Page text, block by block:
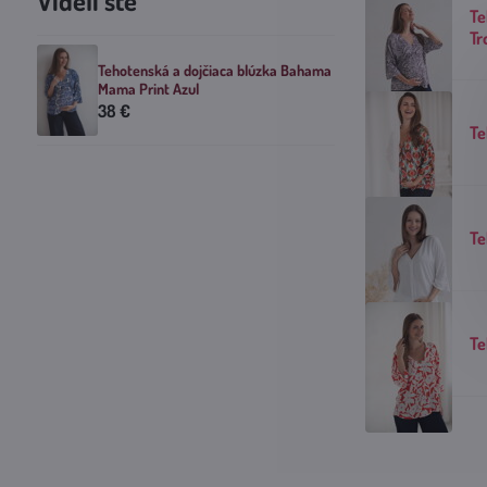
Tehotenská a dojčiaca blúzka Bahama
Mama Print Azul
38 €